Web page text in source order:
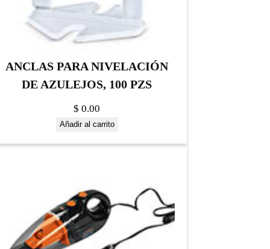
ANCLAS PARA NIVELACIÓN
DE AZULEJOS, 100 PZS
$ 0.00
Añadir al carrito